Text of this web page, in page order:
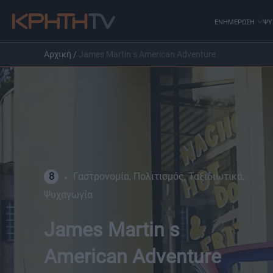
ΕΝΗΜΕΡΩΣΗ
Αρχική / James Martin s American Adventure
8
Γαστρονομία, Πολιτισμός, Ταξιδιωτικά,
Ψυχαγωγία
James Martin s
American Adventure